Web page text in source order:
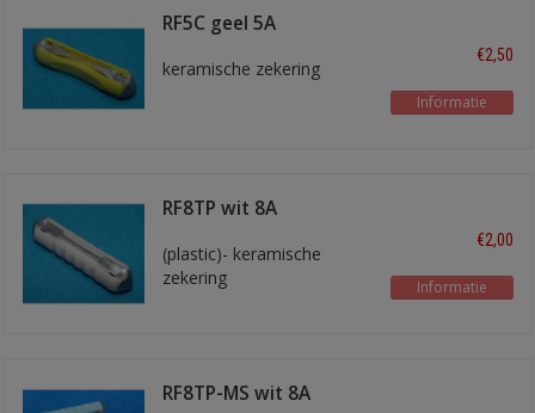
RF5C geel 5A
keramische zekering
€2,50
Informatie
RF8TP wit 8A
(plastic)- keramische
zekering
€2,00
Informatie
RF8TP-MS wit 8A